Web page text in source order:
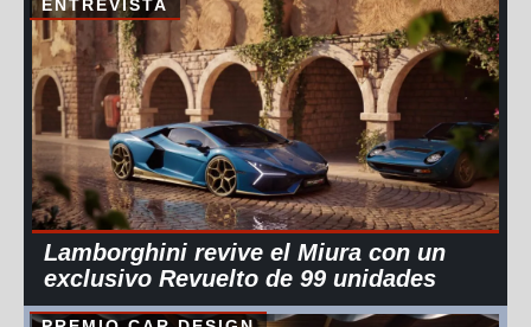
ENTREVISTA
Lamborghini revive el Miura con un
exclusivo Revuelto de 99 unidades